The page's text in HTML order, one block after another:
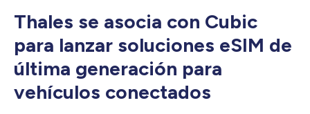
Thales se asocia con Cubic
para lanzar soluciones eSIM de
última generación para
vehículos conectados